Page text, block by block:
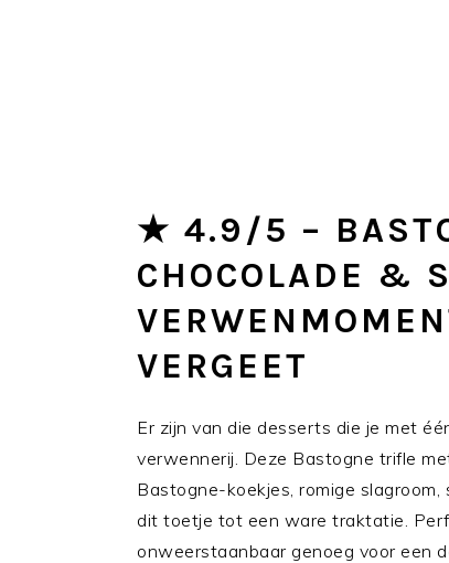
★ 4.9/5 –
CHOCOLADE &
VERGEET
Er zijn van die desserts die je met
verwennerij. Deze Bastogne trifle
Bastogne-koekjes, romige
dit toetje tot een ware traktatie.
onweerstaanbaar genoeg voor een